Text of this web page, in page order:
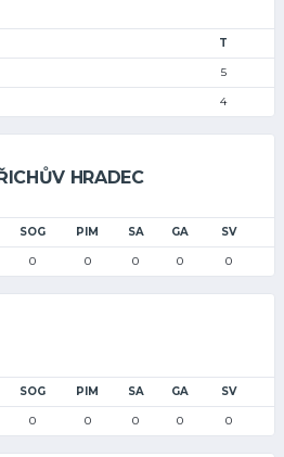
T
5
4
HRADEC
SOG PIM SA GA SV
0 0 0 0 0
SOG PIM SA GA SV
0 0 0 0 0